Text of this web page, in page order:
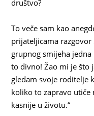
društvo?
To veče sam kao
prijateljicama
grupnog smijeha
to divno! Žao mi je što
gledam svoje roditelje
koliko to zapravo utiče
kasnije u životu.“